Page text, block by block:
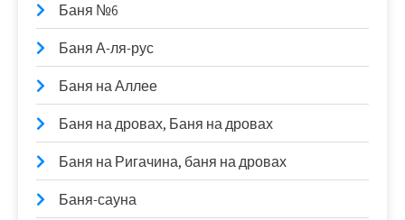
Баня №6
Баня А-ля-рус
Баня на Аллее
Баня на дровах, Баня на дровах
Баня на Ригачина, баня на дровах
Баня-сауна